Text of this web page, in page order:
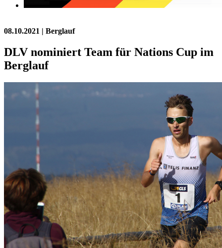
08.10.2021 | Berglauf
DLV nominiert Team für Nations Cup im
Berglauf